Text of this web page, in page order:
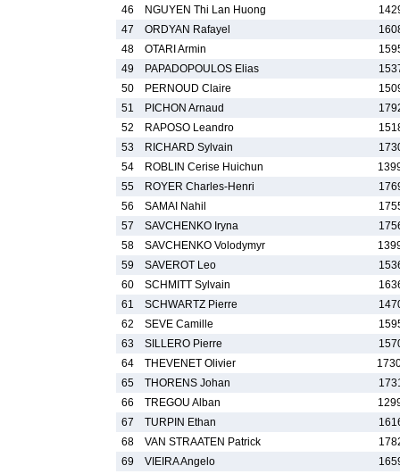
46
NGUYEN Thi Lan Huong
47
ORDYAN Rafayel
48
OTARI Armin
49
PAPADOPOULOS Elias
50
PERNOUD Claire
51
PICHON Arnaud
52
RAPOSO Leandro
53
RICHARD Sylvain
54
ROBLIN Cerise Huichun
55
ROYER Charles-Henri
56
SAMAI Nahil
57
SAVCHENKO Iryna
58
SAVCHENKO Volodymyr
59
SAVEROT Leo
60
SCHMITT Sylvain
61
SCHWARTZ Pierre
62
SEVE Camille
63
SILLERO Pierre
64
THEVENET Olivier
65
THORENS Johan
66
TREGOU Alban
67
TURPIN Ethan
68
VAN STRAATEN Patrick
69
VIEIRA Angelo